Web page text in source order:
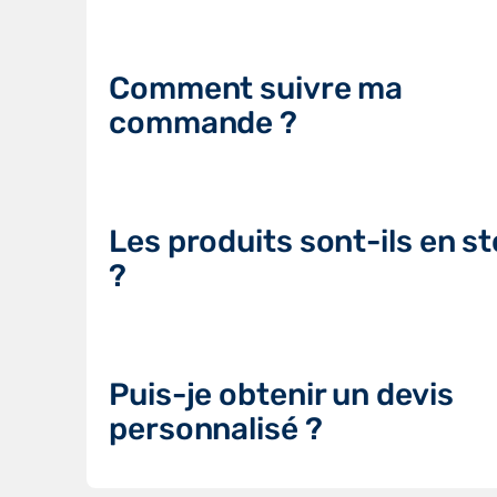
Comment suivre ma
commande ?
Les produits sont-ils en
?
Puis-je obtenir un devis
personnalisé ?